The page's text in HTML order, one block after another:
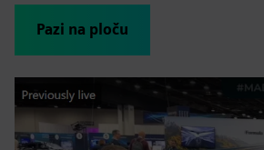
Pazi na ploču